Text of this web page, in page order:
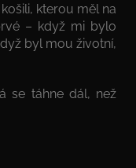
kterou měl na
– když mi bylo
byl mou životní,
se táhne dál, než